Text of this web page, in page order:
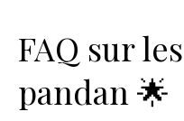
FAQ sur
pandan 🌟